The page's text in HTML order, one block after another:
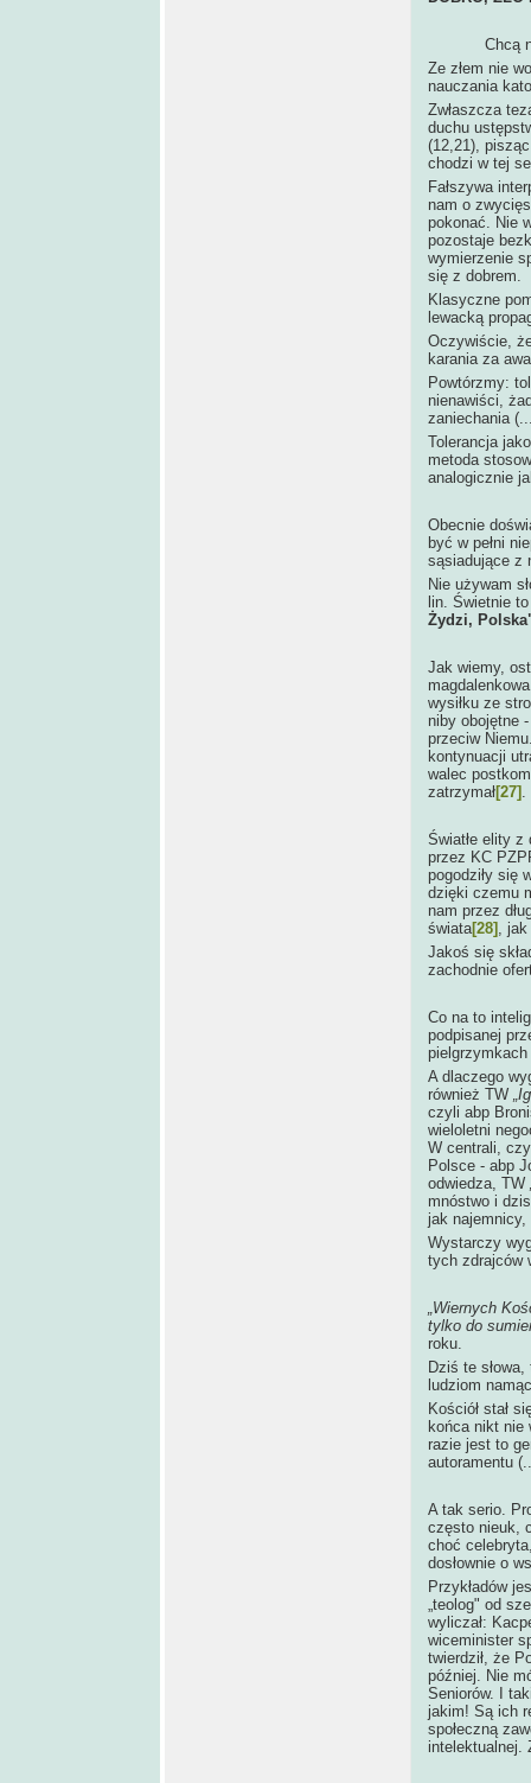
Chcą nas
Ze złem nie
nauczania
Zwłaszcza
duchu
(12,21),
chodzi w tej
Fałszywa
nam o
pokonać. Nie
pozostaje
wymierzenie
się z dobrem.
Klasyczne
lewacką
Oczywiście,
karania za
Powtórzmy:
nienawiści,
zaniechania
Tolerancja
metoda
analogicznie
Obecnie
być w pełni
sąsiadujące z
Nie używam
lin. Świetnie
Żydzi,
Jak wiemy,
wysiłku ze
niby obojętne
przeciw
kontynuacji
walec
zatrzymał[27] .
Światłe elity z
przez KC
pogodziły się
dzięki czemu
nam przez
świata[28] , jak
Jakoś się
zachodnie
Co na to
podpisanej
pielgrzymkach
A dlaczego
również TW
czyli abp
wieloletni
W centrali,
Polsce - abp
odwiedza, TW
mnóstwo i
jak
Wystarczy
tych zdrajców
„Wiernych
tylko do
roku.
Dziś te
ludziom
Kościół stał
końca nikt nie
razie jest to
autoramentu
A tak serio.
często nieuk,
choć
dosłownie o
Przykładów
„teolog" od
wyliczał:
wiceminister
twierdził, że
później. Nie
Seniorów. I
jakim! Są ich
społeczną
intelektualnej.